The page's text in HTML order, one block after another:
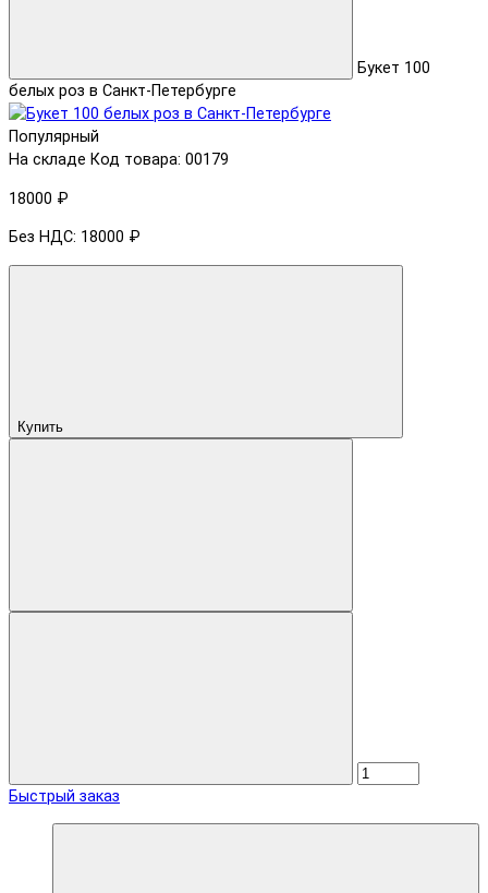
Букет 100
белых роз в Санкт-Петербурге
Популярный
На складе Код товара: 00179
18000 ₽
Без НДС: 18000 ₽
Купить
Быстрый заказ